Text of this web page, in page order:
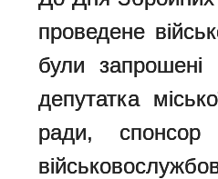
проведене
були
депутатка
ради,